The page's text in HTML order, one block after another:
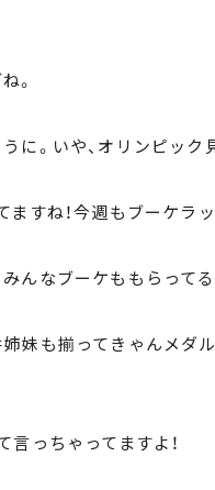
。
に。いや、オリンピック
ますね！今週もブーケラ
んなブーケももらってる
妹も揃ってきゃんメダ
言っちゃってますよ！